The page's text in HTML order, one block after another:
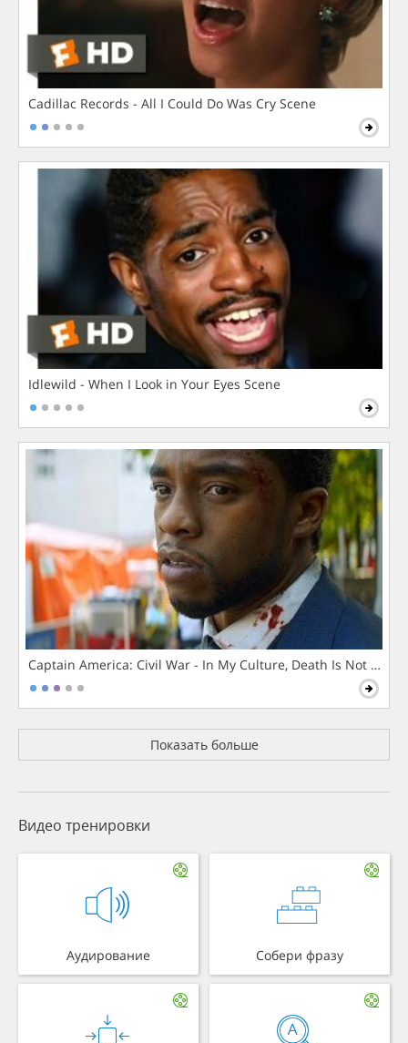
Cadillac Records - All I Could Do Was Cry Scene
Idlewild - When I Look in Your Eyes Scene
Captain America: Civil War - In My Culture, Death Is Not The
Показать больше
Видео тренировки
Аудирование Собери фразу